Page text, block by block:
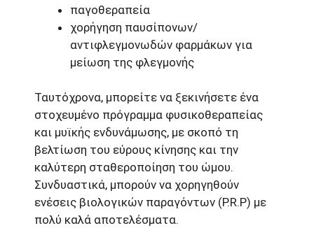
παγοθεραπεία
χορήγηση παυσίπονων/
αντιφλεγμονωδών φαρμάκων για
μείωση της φλεγμονής
Ταυτόχρονα, μπορείτε να ξεκινήσετε ένα
στοχευμένο πρόγραμμα φυσικοθεραπείας
και μυϊκής ενδυνάμωσης, με σκοπό τη
βελτίωση του εύρους κίνησης και την
καλύτερη σταθεροποίηση του ώμου.
Συνδυαστικά, μπορούν να χορηγηθούν
ενέσεις βιολογικών παραγόντων (P.R.P) με
πολύ καλά αποτελέσματα.